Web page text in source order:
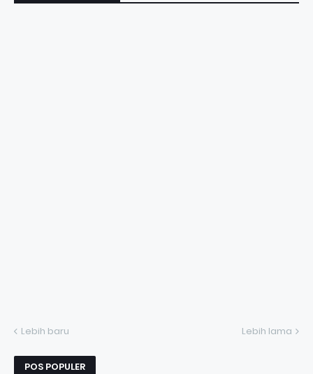
Lebih baru Lebih lama
POS POPULER